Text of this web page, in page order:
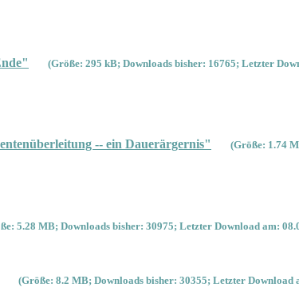
(Größe: 295 kB; Downloads bisher: 16765; Letzter
-- ein Dauerärgernis"
(Größe: 1.74
5.28 MB; Downloads bisher: 30975; Letzter Download am:
(Größe: 8.2 MB; Downloads bisher: 30355; Letzter Download